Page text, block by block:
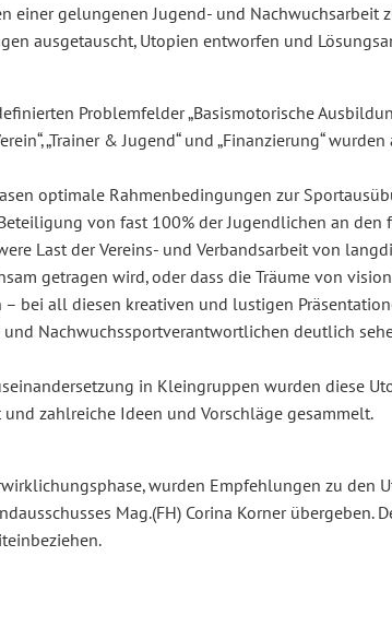
einer gelungenen Jugend- und Nachwuchsarbeit
ausgetauscht, Utopien entworfen und
Problemfelder „Basismotorische
„Trainer & Jugend“ und „Finanzierung“ wurden
optimale Rahmenbedingungen zur
von fast 100% der Jugendlichen an den
Last der Vereins- und Verbandsarbeit von
getragen wird, oder dass die Träume von
bei all diesen kreativen und lustigen
Nachwuchssportverantwortlichen deutlich
in Kleingruppen wurden diese
zahlreiche Ideen und Vorschläge gesammelt.
wurden Empfehlungen zu den
Mag.(FH) Corina Korner übergeben.